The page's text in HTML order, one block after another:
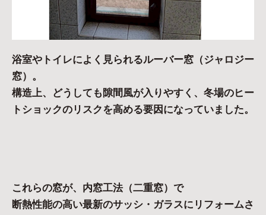
浴室やトイレによく見られるルーバー窓（ジャロジー
窓）。
構造上、どうしても隙間風が入りやすく、冬場のヒー
トショックのリスクを高める要因になっていました。
これらの窓が、内窓工法（二重窓）で
断熱性能の高い最新のサッシ・ガラスにリフォームさ